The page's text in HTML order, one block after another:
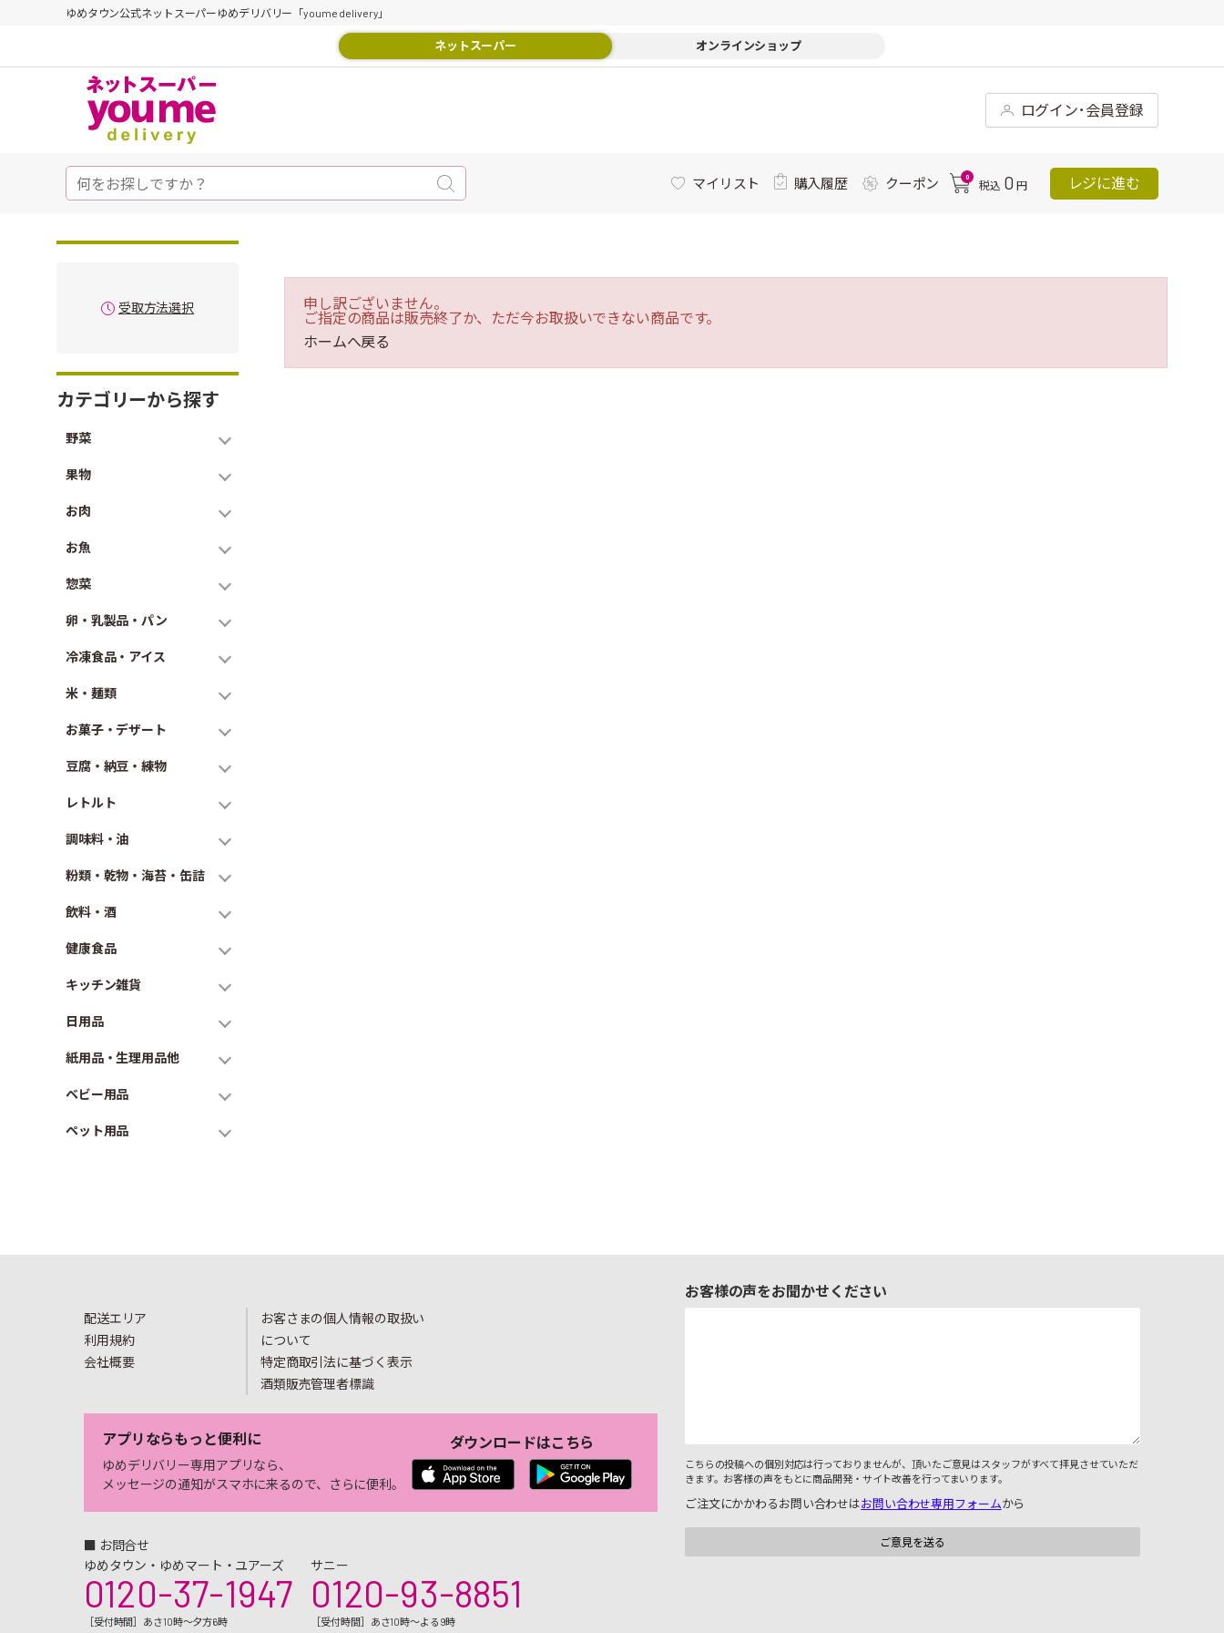
ゆめタウン公式ネットスーパーゆめデリバリー「youme delivery」
ネットスーパー オンラインショップ
ログイン･会員登録
マイリスト 購入履歴 クーポン 0
税込 0 円 レジに進む
受取方法選択
カテゴリーから探す
野菜
果物
お肉
お魚
惣菜
卵・乳製品・パン
冷凍食品・アイス
米・麺類
お菓子・デザート
豆腐・納豆・練物
レトルト
調味料・油
粉類・乾物・海苔・缶詰
飲料・酒
健康食品
キッチン雑貨
日用品
紙用品・生理用品他
ベビー用品
ペット用品
申し訳ございません。
ご指定の商品は販売終了か、ただ今お取扱いできない商品です。
ホームへ戻る
配送エリア
利用規約
会社概要
お客さまの個人情報の取扱い
について
特定商取引法に基づく表示
酒類販売管理者標識
アプリならもっと便利に
ゆめデリバリー専用アプリなら、
メッセージの通知がスマホに来るので、さらに便利。
ダウンロードはこちら
■ お問合せ
ゆめタウン・ゆめマート・ユアーズ
0120-37-1947
［受付時間］あさ10時～夕方6時
サニー
0120-93-8851
［受付時間］あさ10時～よる9時
お客様の声をお聞かせください
こちらの投稿への個別対応は行っておりませんが、頂いたご意見はスタッフがすべて拝見させていただ
きます。お客様の声をもとに商品開発・サイト改善を行ってまいります。
ご注文にかかわるお問い合わせはお問い合わせ専用フォームから